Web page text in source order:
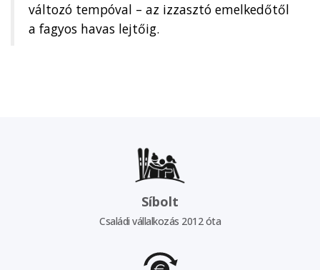
változó tempóval – az izzasztó emelkedőtől
a fagyos havas lejtőig.
Síbolt
Családi vállalkozás 2012 óta